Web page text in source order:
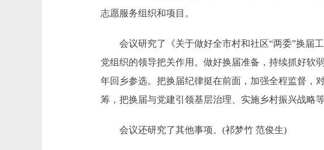
志愿服务组织和项目。
会议研究了《关于做好全市村和社区“两委”换届工
党组织的领导把关作用。做好换届准备，持续抓好软
年回乡参选。把换届纪律挺在前面，加强全程监督，
筹，把换届与党建引领基层治理、实施乡村振兴战略等
会议还研究了其他事项。(祁梦竹 范俊生)